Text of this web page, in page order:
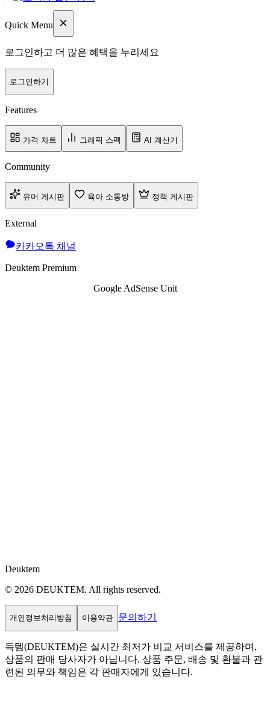
Quick Menu
로그인하고 더 많은 혜택을 누리세요
로그인하기
Features
가격 차트 그래픽 스펙 AI 계산기
Community
유머 게시판 육아 소통방 정책 게시판
External
카카오톡 채널
Deuktem Premium
Google AdSense Unit
Deuktem
© 2026 DEUKTEM. All rights reserved.
개인정보처리방침 이용약관 문의하기
득템(DEUKTEM)은 실시간 최저가 비교 서비스를 제공하며,
상품의 판매 당사자가 아닙니다. 상품 주문, 배송 및 환불과 관
련된 의무와 책임은 각 판매자에게 있습니다.